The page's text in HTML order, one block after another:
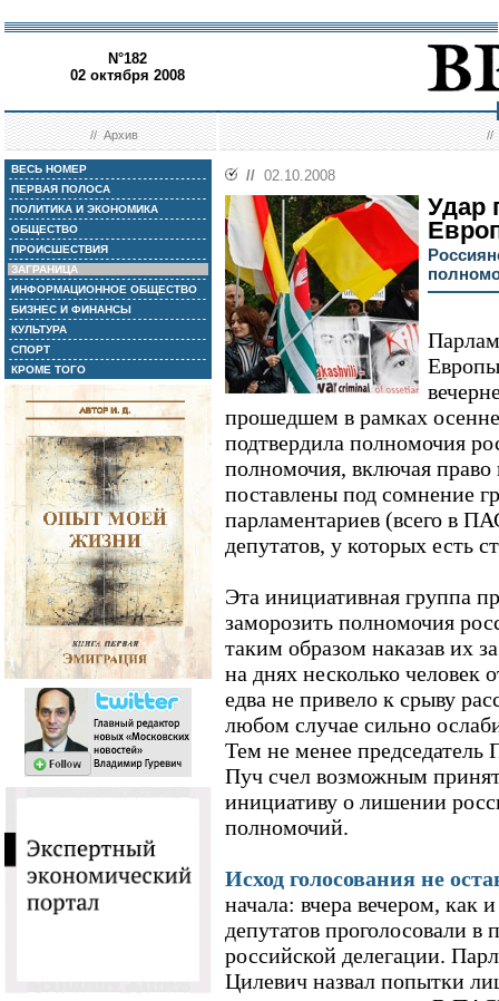
N°182
02 октября 2008
//Архив //
ВЕСЬ НОМЕР
ПЕРВАЯ ПОЛОСА
ПОЛИТИКА И ЭКОНОМИКА
ОБЩЕСТВО
ПРОИСШЕСТВИЯ
ЗАГРАНИЦА
ИНФОРМАЦИОННОЕ ОБЩЕСТВО
БИЗНЕС И ФИНАНСЫ
КУЛЬТУРА
СПОРТ
КРОМЕ ТОГО
// 02.10.2008
Удар
прошедшем в рамках
подтвердила полномочия
полномочия, включая
поставлены под сомнение
парламентариев (всего в
депутатов, у которых есть
Эта инициативная группа
заморозить полномочия
таким образом наказав их
на днях несколько человек
едва не привело к срыву
любом случае сильно
Тем не менее
Пуч счел возможным
инициативу о лишении
полномочий.
Исход голосования не
начала: вчера вечером, как
депутатов проголосовали в
российской делегации.
Цилевич назвал попытки